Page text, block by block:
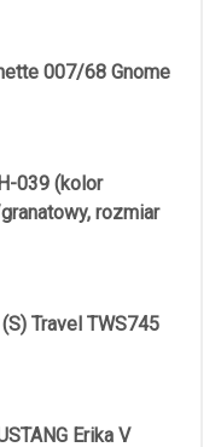
007/68 Gnome
039 (kolor
rozmiar
Travel TWS745
Erika V